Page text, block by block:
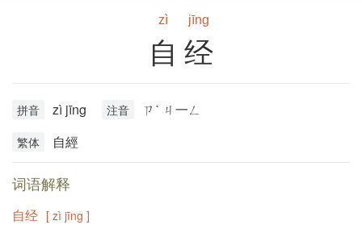
zì jīng
自经
拼音 zì jīng 注音 ㄗˋ ㄐ一ㄥ
繁体 自經
词语解释
自经 [ zì jīng ]